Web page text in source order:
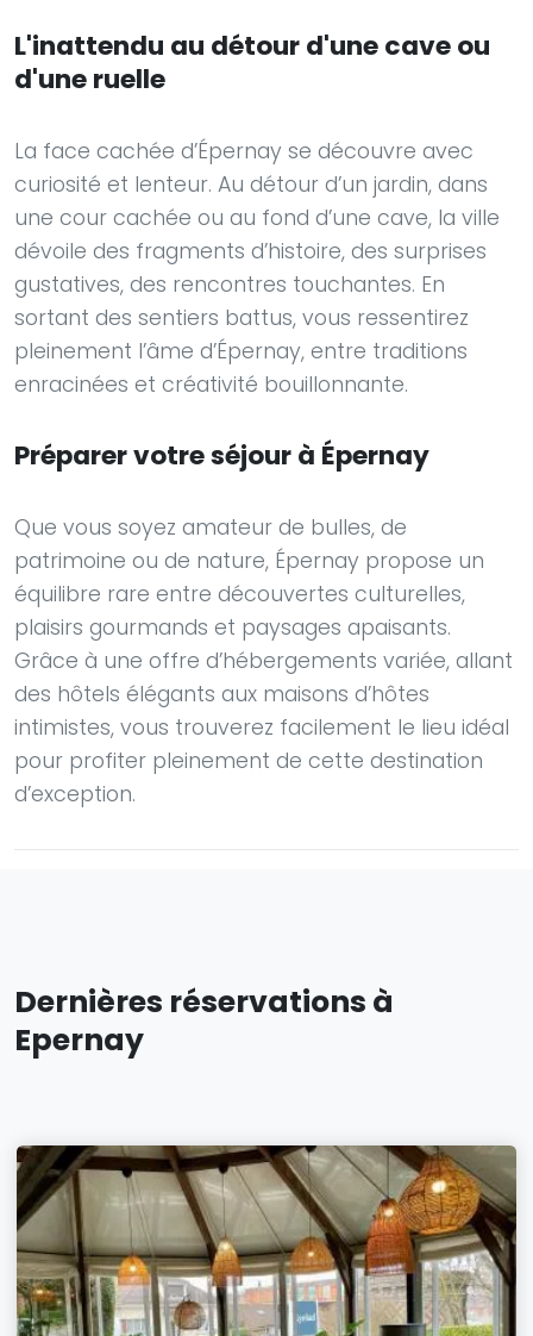
L'inattendu au détour d'une cave ou
d'une ruelle
La face cachée d’Épernay se découvre avec
curiosité et lenteur. Au détour d’un jardin, dans
une cour cachée ou au fond d’une cave, la ville
dévoile des fragments d’histoire, des surprises
gustatives, des rencontres touchantes. En
sortant des sentiers battus, vous ressentirez
pleinement l’âme d’Épernay, entre traditions
enracinées et créativité bouillonnante.
Préparer votre séjour à Épernay
Que vous soyez amateur de bulles, de
patrimoine ou de nature, Épernay propose un
équilibre rare entre découvertes culturelles,
plaisirs gourmands et paysages apaisants.
Grâce à une offre d’hébergements variée, allant
des hôtels élégants aux maisons d’hôtes
intimistes, vous trouverez facilement le lieu idéal
pour profiter pleinement de cette destination
d’exception.
Dernières réservations à
Epernay